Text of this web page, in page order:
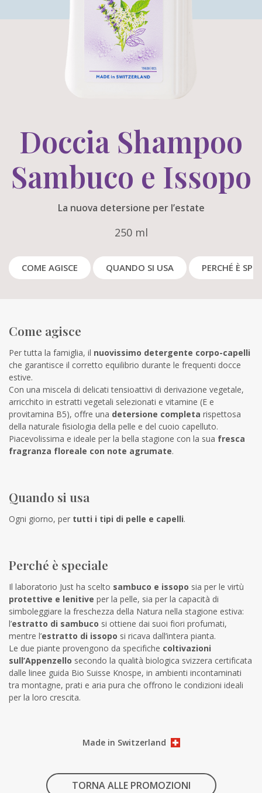
Doccia Shampoo
Sambuco e Issopo
La nuova detersione per l’estate
250 ml
COME AGISCE QUANDO SI USA PERCHÉ È
Come agisce
Per tutta la famiglia, il nuovissimo detergente corpo-capelli
che garantisce il corretto equilibrio durante le frequenti docce
estive.
Con una miscela di delicati tensioattivi di derivazione vegetale,
arricchito in estratti vegetali selezionati e vitamine (E e
provitamina B5), offre una detersione completa rispettosa
della naturale fisiologia della pelle e del cuoio capelluto.
Piacevolissima e ideale per la bella stagione con la sua fresca
fragranza floreale con note agrumate.
Quando si usa
Ogni giorno, per tutti i tipi di pelle e capelli.
Perché è speciale
Il laboratorio Just ha scelto sambuco e issopo sia per le virtù
protettive e lenitive per la pelle, sia per la capacità di
simboleggiare la freschezza della Natura nella stagione estiva:
l’estratto di sambuco si ottiene dai suoi fiori profumati,
mentre l’estratto di issopo si ricava dall’intera pianta.
Le due piante provengono da specifiche coltivazioni
sull’Appenzello secondo la qualità biologica svizzera certificata
dalle linee guida Bio Suisse Knospe, in ambienti incontaminati
tra montagne, prati e aria pura che offrono le condizioni ideali
per la loro crescita.
Made in Switzerland
TORNA ALLE PROMOZIONI